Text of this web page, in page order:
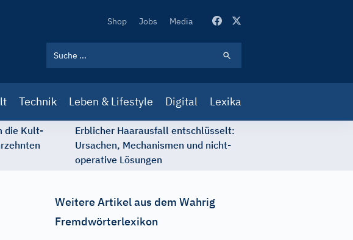
Secondary
Shop Jobs Media
Technik Leben & Lifestyle Digital Lexika
die Kult-
Erblicher Haarausfall entschlüsselt:
Ursachen, Mechanismen und nicht-
operative Lösungen
Weitere Artikel aus dem Wahrig
Fremdwörterlexikon